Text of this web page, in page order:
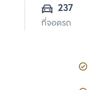
237
ที่จอดรถ